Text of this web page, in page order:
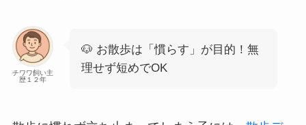
チワワ飼い主
歴１２年
🐶 お散歩は「慣らす」が目的！無
理せず短めでOK